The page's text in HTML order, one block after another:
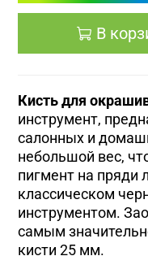
В
Кисть для
инструмент,
салонных и
небольшой вес,
пигмент на пряди
классическом
инструментом.
самым
кисти 25 мм.